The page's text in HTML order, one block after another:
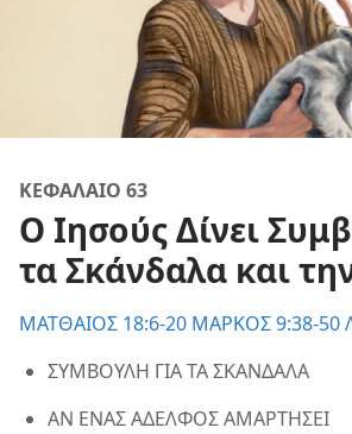
ΚΕΦΑΛΑΙΟ 63
Ο Ιησούς Δίνει
τα Σκάνδαλα και
ΜΑΤΘΑΙΟΣ 18:6-20 ΜΑΡΚΟΣ 9:38-50
ΣΥΜΒΟΥΛΗ ΓΙΑ ΤΑ ΣΚΑΝΔΑΛΑ